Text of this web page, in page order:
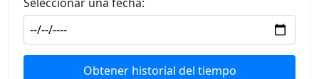
Obtener historial del tiempo